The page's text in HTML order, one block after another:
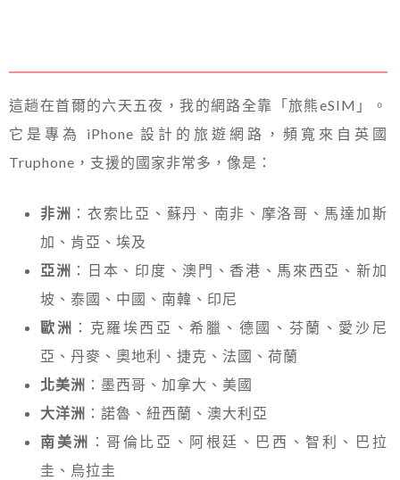
這趟在首爾的六天五夜，我的網路全靠「旅熊eSIM」。
它是專為 iPhone 設計的旅遊網路，頻寬來自英國
Truphone，支援的國家非常多，像是：
非洲 ：衣索比亞、蘇丹、南非、摩洛哥、馬達加斯
加、肯亞、埃及
亞洲 ：日本、印度、澳門、香港、馬來西亞、新加
坡、泰國、中國、南韓、印尼
歐洲 ：克羅埃西亞、希臘、德國、芬蘭、愛沙尼
亞、丹麥、奧地利、捷克、法國、荷蘭
北美洲 ：墨西哥、加拿大、美國
大洋洲 ：諾魯、紐西蘭、澳大利亞
南美洲
：哥倫比亞、阿根廷、巴西、智利、巴拉
圭、烏拉圭